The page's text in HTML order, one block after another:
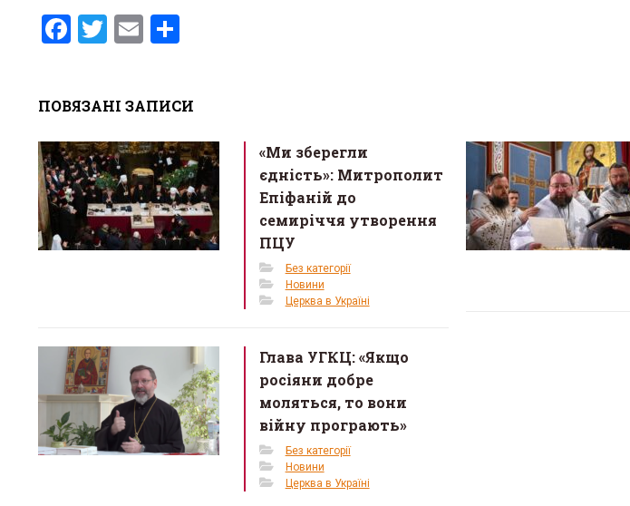
F
b
o
o
k
T
er
E
e
ПОВЯЗАНІ ЗАПИСИ
«Ми зберегли
єдність»: Митрополит
Епіфаній до
семиріччя утворення
ПЦУ
Без категорії
Новини
Церква в Україні
Глава УГКЦ: «Якщо
росіяни добре
моляться, то вони
війну програють»
Без категорії
Новини
Церква в Україні